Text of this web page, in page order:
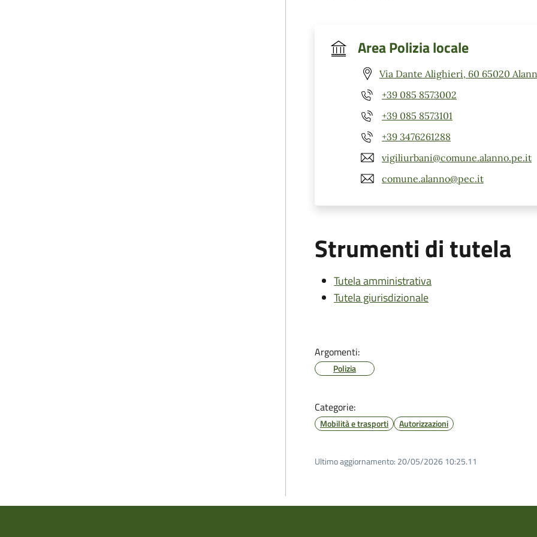
Area Polizia locale
Via Dante Alighieri, 60 65020
+39 085 8573002
+39 085 8573101
+39 3476261288
vigiliurbani@comune.alanno.pe.it
comune.alanno@pec.it
Strumenti di tutela
Tutela amministrativa
Tutela giurisdizionale
Argomenti:
Polizia
Categorie:
Mobilità e trasporti Autorizzazioni
Ultimo aggiornamento: 20/05/2026 10:25.11